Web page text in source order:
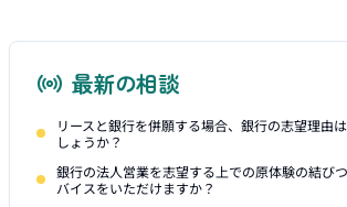
最新の相談
リースと銀行を併願する場合、銀行の志望理由
しょうか？
銀行の法人営業を志望する上での原体験の結び
バイスをいただけますか？